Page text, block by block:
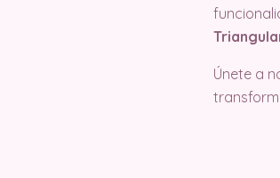
Únete a